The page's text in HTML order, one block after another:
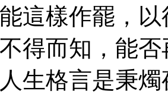
這樣作罷，
得而知，能
生格言是秉